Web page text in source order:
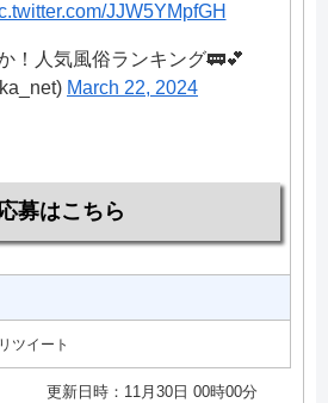
JJW5YMpfGH
！人気風俗ランキング🚃💕
March 22, 2024
募はこちら
リツイート
更新日時：11月30日 00時00分